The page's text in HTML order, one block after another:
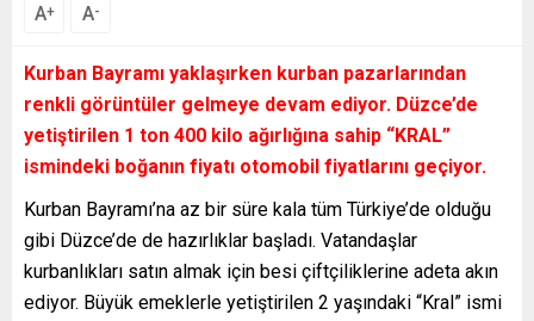
A+ A-
Kurban Bayramı yaklaşırken kurban pazarlarından
renkli görüntüler gelmeye devam ediyor. Düzce’de
yetiştirilen 1 ton 400 kilo ağırlığına sahip “KRAL”
ismindeki boğanın fiyatı otomobil fiyatlarını geçiyor.
Kurban Bayramı’na az bir süre kala tüm Türkiye’de olduğu
gibi Düzce’de de hazırlıklar başladı. Vatandaşlar
kurbanlıkları satın almak için besi çiftçiliklerine adeta akın
ediyor. Büyük emeklerle yetiştirilen 2 yaşındaki “Kral” ismi